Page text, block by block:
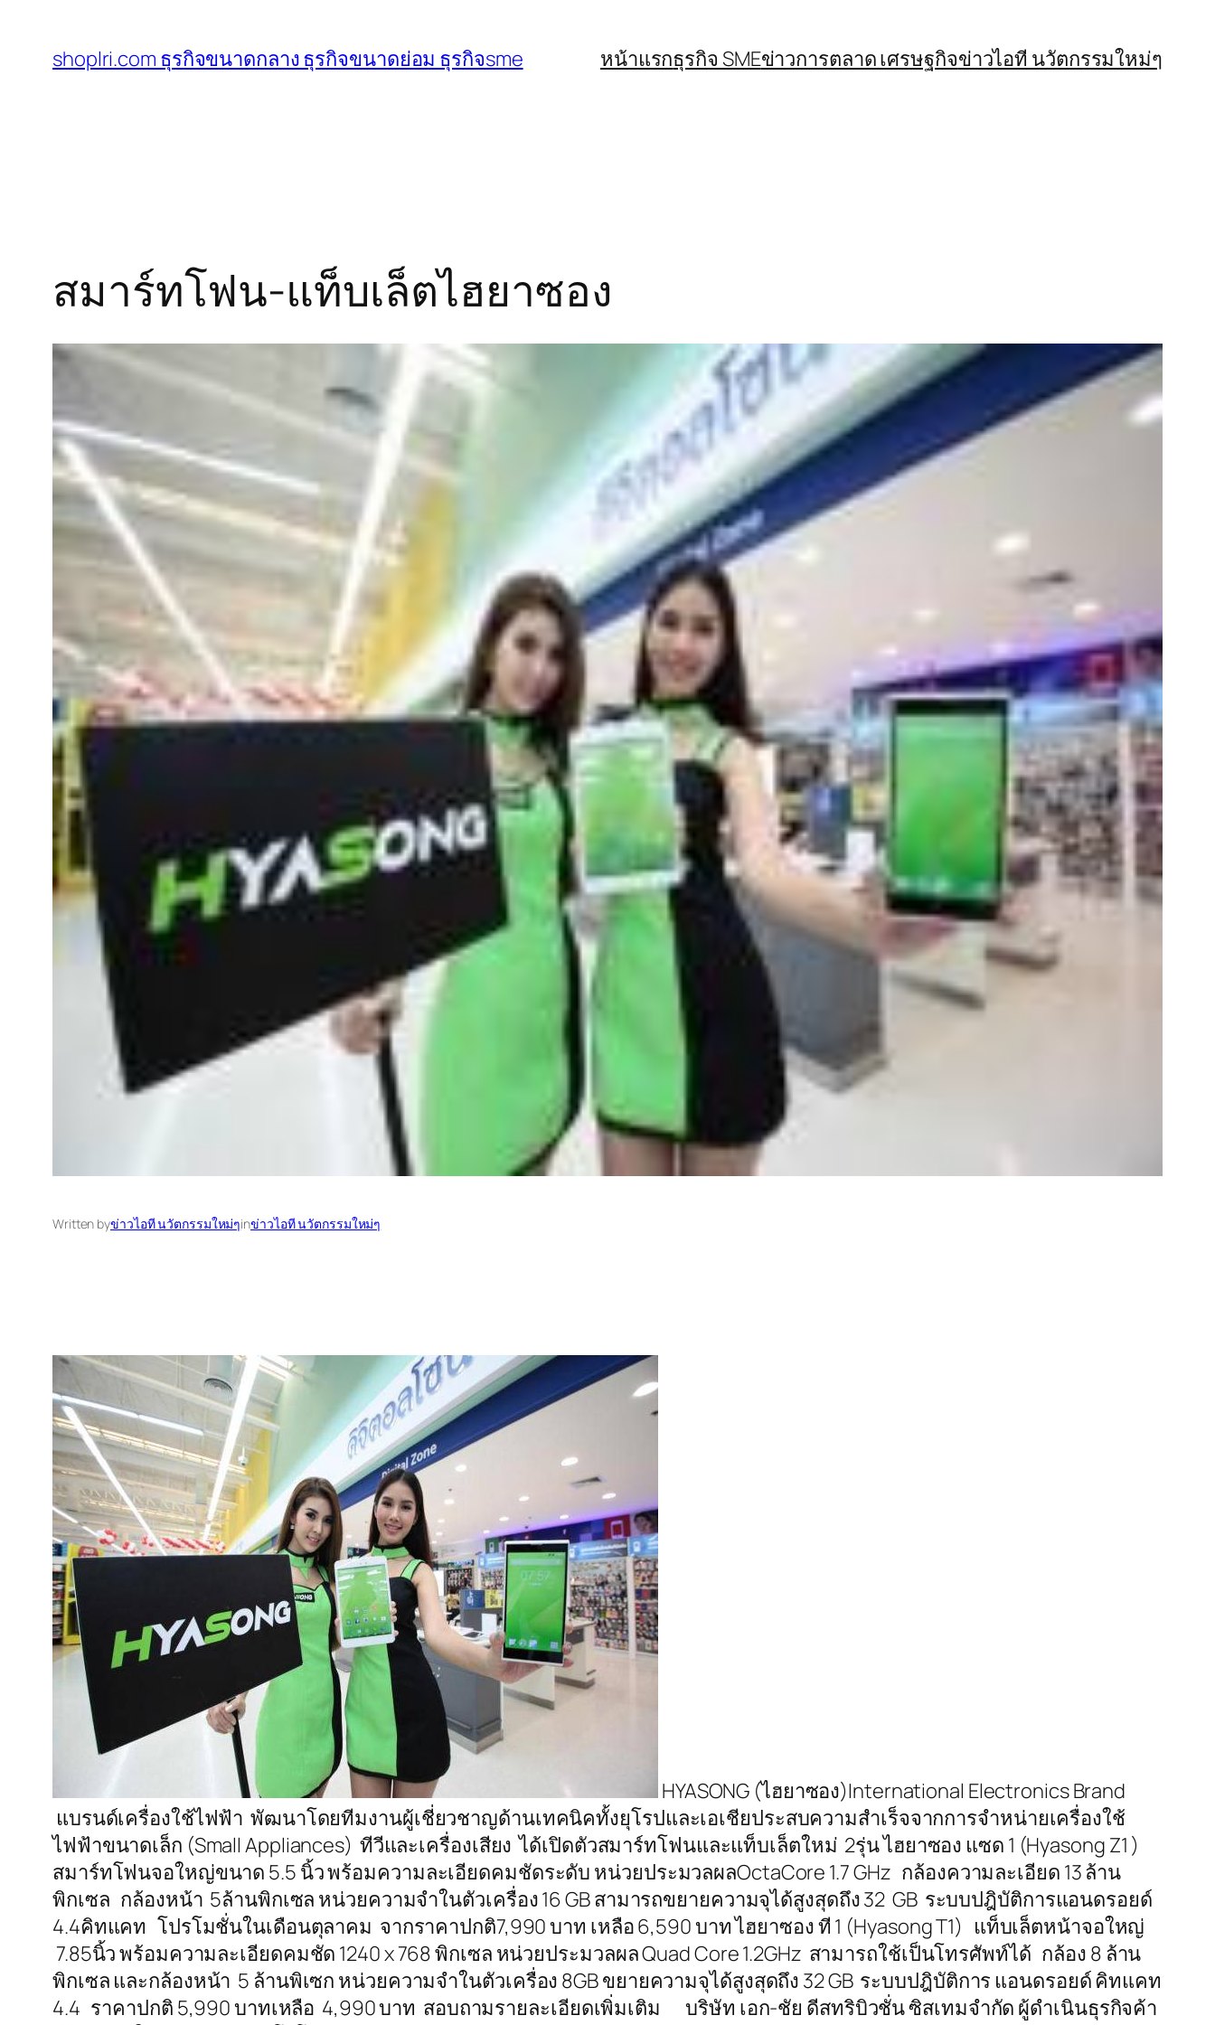
shoplri.com ธุรกิจขนาดกลาง ธุรกิจขนาดย่อม ธุรกิจsme หน้าแรกธุรกิจ SMEข่าวการตลาด เศรษฐกิจข่าวไอที นวัตกรรมใหม่ๆ
สมาร์ทโฟน-แท็บเล็ตไฮยาซอง
Written byข่าวไอที นวัตกรรมใหม่ๆinข่าวไอที นวัตกรรมใหม่ๆ
HYASONG (ไฮยาซอง)International Electronics Brand
แบรนด์เครื่องใช้ไฟฟ้า พัฒนาโดยทีมงานผู้เชี่ยวชาญด้านเทคนิคทั้งยุโรปและเอเชียประสบความสำเร็จจากการจำหน่ายเครื่องใช้
ไฟฟ้าขนาดเล็ก (Small Appliances) ทีวีและเครื่องเสียง ได้เปิดตัวสมาร์ทโฟนและแท็บเล็ตใหม่ 2รุ่น ไฮยาซอง แซด 1 (Hyasong Z1 )
สมาร์ทโฟนจอใหญ่ขนาด 5.5 นิ้ว พร้อมความละเอียดคมชัดระดับ หน่วยประมวลผลOctaCore 1.7 GHz กล้องความละเอียด 13 ล้าน
พิกเซล กล้องหน้า 5ล้านพิกเซล หน่วยความจำในตัวเครื่อง 16 GB สามารถขยายความจุได้สูงสุดถึง 32 GB ระบบปฎิบัติการแอนดรอยด์
4.4คิทแคท โปรโมชั่นในเดือนตุลาคม จากราคาปกติ7,990 บาท เหลือ 6,590 บาท ไฮยาซอง ที 1 (Hyasong T1) แท็บเล็ตหน้าจอใหญ่
7.85นิ้ว พร้อมความละเอียดคมชัด 1240 x 768 พิกเซล หน่วยประมวลผล Quad Core 1.2GHz สามารถใช้เป็นโทรศัพท์ได้ กล้อง 8 ล้าน
พิกเซล และกล้องหน้า 5 ล้านพิเซก หน่วยความจำในตัวเครื่อง 8GB ขยายความจุได้สูงสุดถึง 32 GB ระบบปฎิบัติการ แอนดรอยด์ คิทแคท
4.4 ราคาปกติ 5,990 บาทเหลือ 4,990 บาท สอบถามรายละเอียดเพิ่มเติม บริษัท เอก-ชัย ดีสทริบิวชั่น ซิสเทมจำกัด ผู้ดำเนินธุรกิจค้า